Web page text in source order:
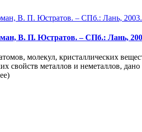
В. П. Юстратов. – СПб.: Лань,
молекул, кристаллических
свойств металлов и неметаллов,